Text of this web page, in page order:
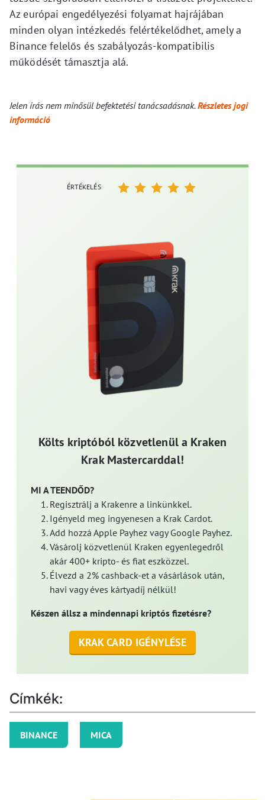
Az európai engedélyezési folyamat hajrájában
minden olyan intézkedés felértékelődhet, amely a
Binance felelős és szabályozás-kompatibilis
működését támasztja alá.
Jelen írás nem minősül befektetési tanácsadásnak.Részletes jogi
információ
Költs kriptóból közvetlenül a Kraken
Krak Mastercarddal!
MI A TEENDŐD?
Regisztrálj a Krakenre a linkünkkel.
Igényeld meg ingyenesen a Krak Cardot.
Add hozzá Apple Payhez vagy Google Payhez.
Vásárolj közvetlenül Kraken egyenlegedről
akár 400+ kripto- és fiat eszközzel.
Élvezd a 2% cashback-et a vásárlások után,
havi vagy éves kártyadíj nélkül!
Készen állsz a mindennapi kriptós fizetésre?
KRAK CARD IGÉNYLÉSE
ÉRTÉKELÉS
Címkék:
BINANCE MICA